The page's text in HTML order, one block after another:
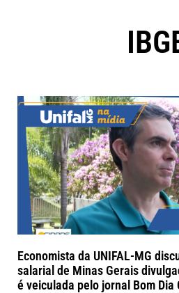
Economista da UNIFAL-MG
salarial de Minas Gerais
é veiculada pelo jornal Bom Dia